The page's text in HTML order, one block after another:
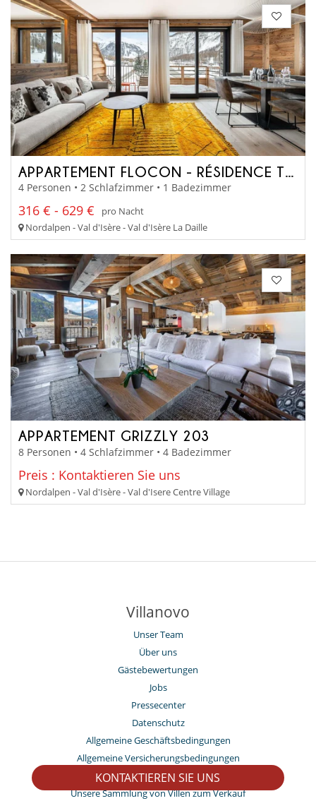
KONTAKTIEREN SIE UNS
APPARTEMENT FLOCON - RÉSIDENCE TOVIÈRE
4 Personen • 2 Schlafzimmer • 1 Badezimmer
316 € - 629 €
pro Nacht
Nordalpen - Val d'Isère - Val d'Isère La Daille
APPARTEMENT GRIZZLY 203
8 Personen • 4 Schlafzimmer • 4 Badezimmer
Preis : Kontaktieren Sie uns
Nordalpen - Val d'Isère - Val d'Isere Centre Village
Villanovo
Unser Team
Über uns
Gästebewertungen
Jobs
Pressecenter
Datenschutz
Allgemeine Geschäftsbedingungen
Allgemeine Versicherungsbedingungen
Agenturen und Reiseveranstalter
Unsere Sammlung von Villen zum Verkauf